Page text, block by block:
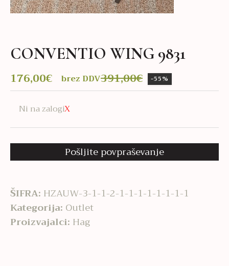
CONVENTIO WING 9831
391,00€
Izvirna
je
bila:
176,00€
Trenutna
je:
176,00€.
brez DDV -55%
Ni na zalogi
Pošljite povpraševanje
ŠIFRA: HZAUW-3-1-1-2-1-1-1-1-1-1-1-1
Kategorija: Outlet
Proizvajalci: Hag